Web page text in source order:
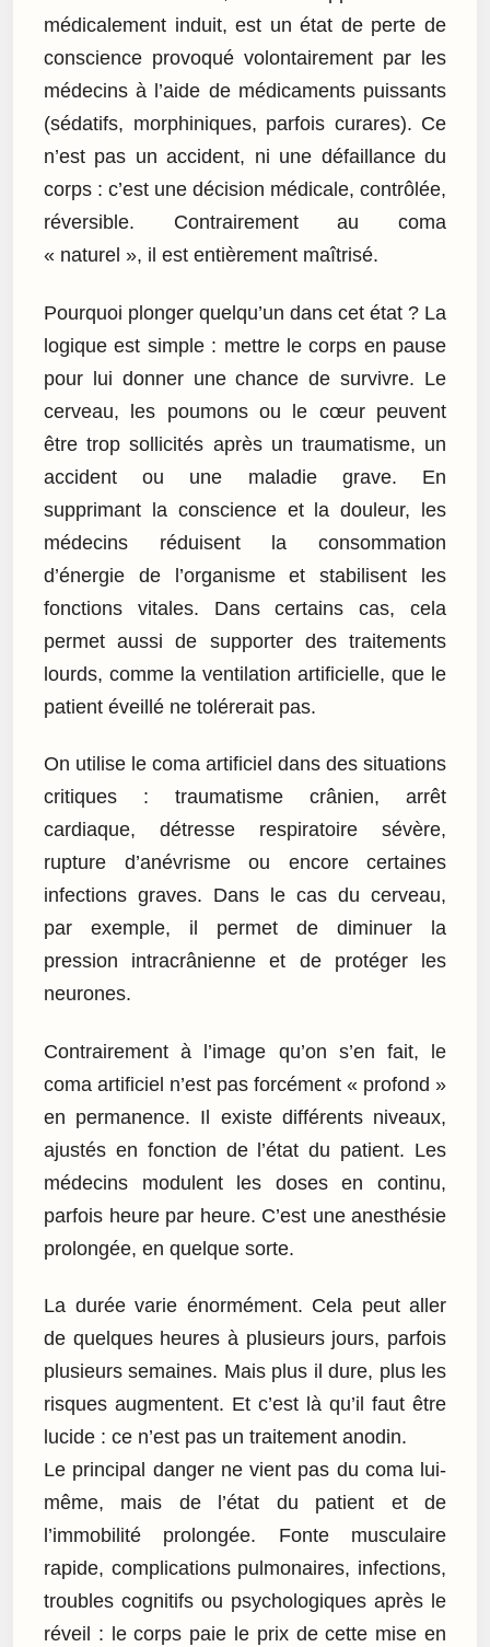
médicalement induit, est un état de perte de
conscience provoqué volontairement par les
médecins à l’aide de médicaments puissants
(sédatifs, morphiniques, parfois curares). Ce
n’est pas un accident, ni une défaillance du
corps : c’est une décision médicale, contrôlée,
réversible. Contrairement au coma
« naturel », il est entièrement maîtrisé.
Pourquoi plonger quelqu’un dans cet état ? La
logique est simple : mettre le corps en pause
pour lui donner une chance de survivre. Le
cerveau, les poumons ou le cœur peuvent
être trop sollicités après un traumatisme, un
accident ou une maladie grave. En
supprimant la conscience et la douleur, les
médecins réduisent la consommation
d’énergie de l’organisme et stabilisent les
fonctions vitales. Dans certains cas, cela
permet aussi de supporter des traitements
lourds, comme la ventilation artificielle, que le
patient éveillé ne tolérerait pas.
On utilise le coma artificiel dans des situations
critiques : traumatisme crânien, arrêt
cardiaque, détresse respiratoire sévère,
rupture d’anévrisme ou encore certaines
infections graves. Dans le cas du cerveau,
par exemple, il permet de diminuer la
pression intracrânienne et de protéger les
neurones.
Contrairement à l’image qu’on s’en fait, le
coma artificiel n’est pas forcément « profond »
en permanence. Il existe différents niveaux,
ajustés en fonction de l’état du patient. Les
médecins modulent les doses en continu,
parfois heure par heure. C’est une anesthésie
prolongée, en quelque sorte.
La durée varie énormément. Cela peut aller
de quelques heures à plusieurs jours, parfois
plusieurs semaines. Mais plus il dure, plus les
risques augmentent. Et c’est là qu’il faut être
lucide : ce n’est pas un traitement anodin.
Le principal danger ne vient pas du coma lui-
même, mais de l’état du patient et de
l’immobilité prolongée. Fonte musculaire
rapide, complications pulmonaires, infections,
troubles cognitifs ou psychologiques après le
réveil : le corps paie le prix de cette mise en